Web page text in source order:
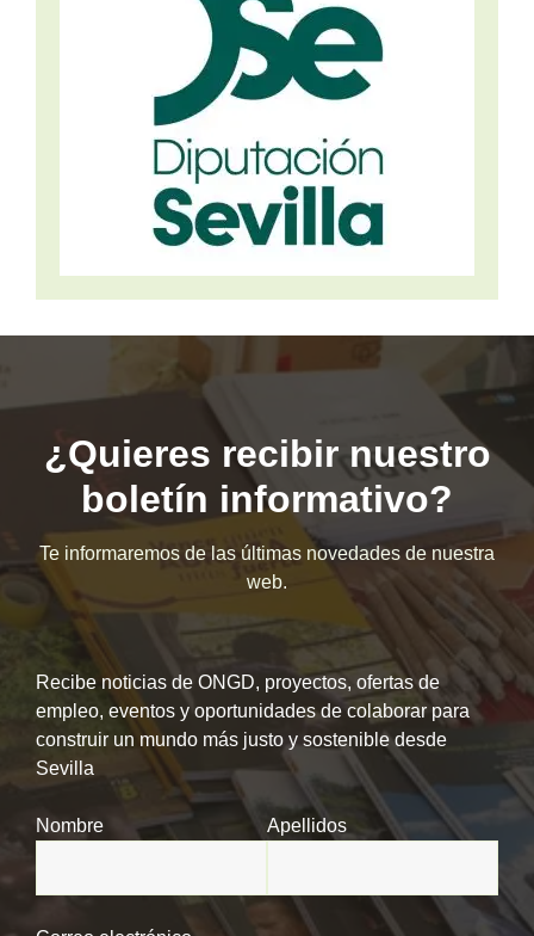
¿Quieres recibir nuestro
boletín informativo?
Te informaremos de las últimas novedades de nuestra
web.
Recibe noticias de ONGD, proyectos, ofertas de
empleo, eventos y oportunidades de colaborar para
construir un mundo más justo y sostenible desde
Sevilla
Nombre Apellidos